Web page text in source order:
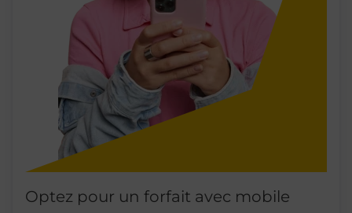
Optez pour un forfait avec mobile